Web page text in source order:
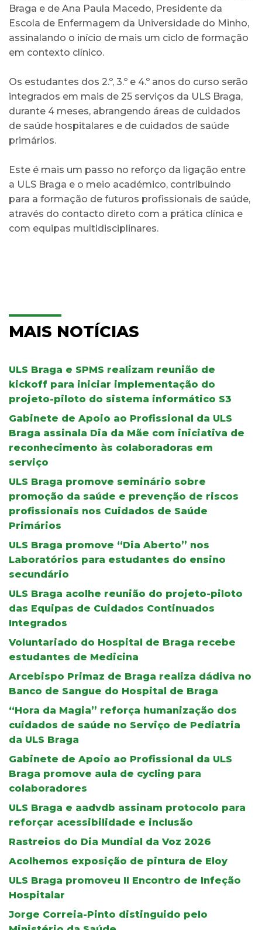
Braga e de Ana Paula Macedo, Presidente da
Escola de Enfermagem da Universidade do Minho,
assinalando o início de mais um ciclo de formação
em contexto clínico.
Os estudantes dos 2.º, 3.º e 4.º anos do curso serão
integrados em mais de 25 serviços da ULS Braga,
durante 4 meses, abrangendo áreas de cuidados
de saúde hospitalares e de cuidados de saúde
primários.
Este é mais um passo no reforço da ligação entre
a ULS Braga e o meio académico, contribuindo
para a formação de futuros profissionais de saúde,
através do contacto direto com a prática clínica e
com equipas multidisciplinares.
MAIS NOTÍCIAS
ULS Braga e SPMS realizam reunião de
kickoff para iniciar implementação do
projeto-piloto do sistema informático S3
Gabinete de Apoio ao Profissional da ULS
Braga assinala Dia da Mãe com iniciativa de
reconhecimento às colaboradoras em
serviço
ULS Braga promove seminário sobre
promoção da saúde e prevenção de riscos
profissionais nos Cuidados de Saúde
Primários
ULS Braga promove “Dia Aberto” nos
Laboratórios para estudantes do ensino
secundário
ULS Braga acolhe reunião do projeto-piloto
das Equipas de Cuidados Continuados
Integrados
Voluntariado do Hospital de Braga recebe
estudantes de Medicina
Arcebispo Primaz de Braga realiza dádiva no
Banco de Sangue do Hospital de Braga
“Hora da Magia” reforça humanização dos
cuidados de saúde no Serviço de Pediatria
da ULS Braga
Gabinete de Apoio ao Profissional da ULS
Braga promove aula de cycling para
colaboradores
ULS Braga e aadvdb assinam protocolo para
reforçar acessibilidade e inclusão
Rastreios do Dia Mundial da Voz 2026
Acolhemos exposição de pintura de Eloy
ULS Braga promoveu II Encontro de Infeção
Hospitalar
Jorge Correia-Pinto distinguido pelo